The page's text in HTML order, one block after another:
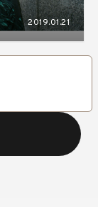
2019.01.21